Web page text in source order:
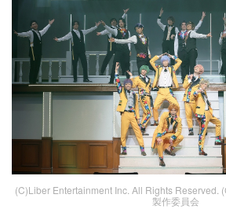
(C)Liber Entertainment Inc. All Rights Reserved.
製作委員会